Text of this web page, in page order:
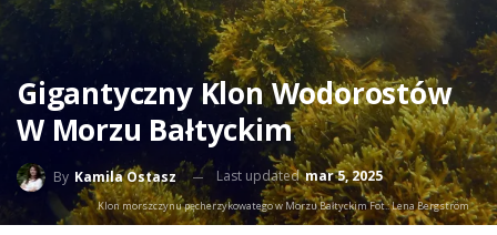
Gigantyczny Klon Wodorostów
W Morzu Bałtyckim
By Kamila Ostasz Last updatedmar 5, 2025
Klon morszczynu pęcherzykowatego w Morzu Bałtyckim Fot.: Lena Bergström